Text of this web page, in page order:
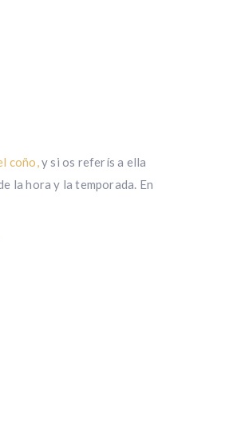
coño,y si os referís a ella
la hora y la temporada. En